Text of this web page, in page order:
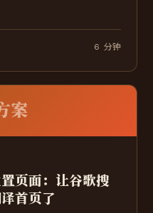
6 分钟
案
页面：让谷歌搜
首页了